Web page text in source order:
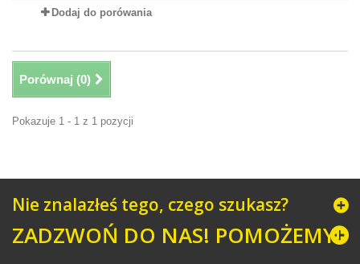
Dodaj do porówania
Porównaj (0)
Pokazuje 1 - 1 z 1 pozycji
Nie znalazłeś tego, czego szukasz?
ZADZWOŃ DO NAS! POMOŻEMY!